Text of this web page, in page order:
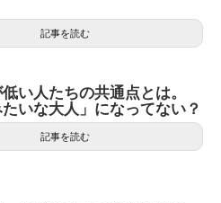
記事を読む
い人たちの共通点とは。
たいな大人」になってない？
記事を読む